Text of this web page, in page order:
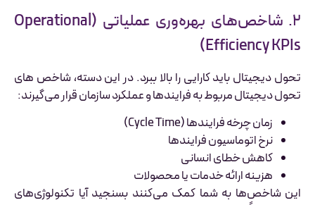
۲. شاخص‌های بهره‌وری عملیاتی (Operational
Efficiency KPIs)
تحول دیجیتال باید کارایی را بالا ببرد. در این دسته، شاخص های
تحول دیجیتال مربوط به فرایندها و عملکرد سازمان قرار می‌گیرند:
زمان چرخه فرایندها (Cycle Time)
نرخ اتوماسیون فرایندها
کاهش خطای انسانی
هزینه ارائه خدمات یا محصولات
این شاخص‌ها به شما کمک می‌کنند بسنجید آیا تکنولوژی‌های